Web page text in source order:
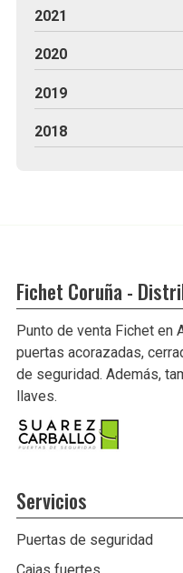
2021
2020
2019
2018
Fichet Coruña -
Punto de venta Fichet en
puertas acorazadas,
de seguridad. Además,
llaves.
Servicios
Puertas de seguridad